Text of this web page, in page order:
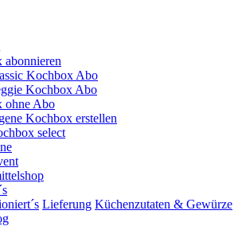
abonnieren
Kochbox Abo
Kochbox Abo
ohne Abo
Kochbox erstellen
select
Lieferung Küchenzutaten & Gewürze